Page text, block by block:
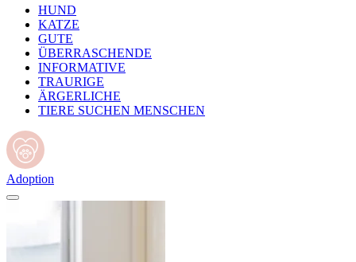
HUND
KATZE
GUTE
ÜBERRASCHENDE
INFORMATIVE
TRAURIGE
ÄRGERLICHE
TIERE SUCHEN MENSCHEN
Adoption